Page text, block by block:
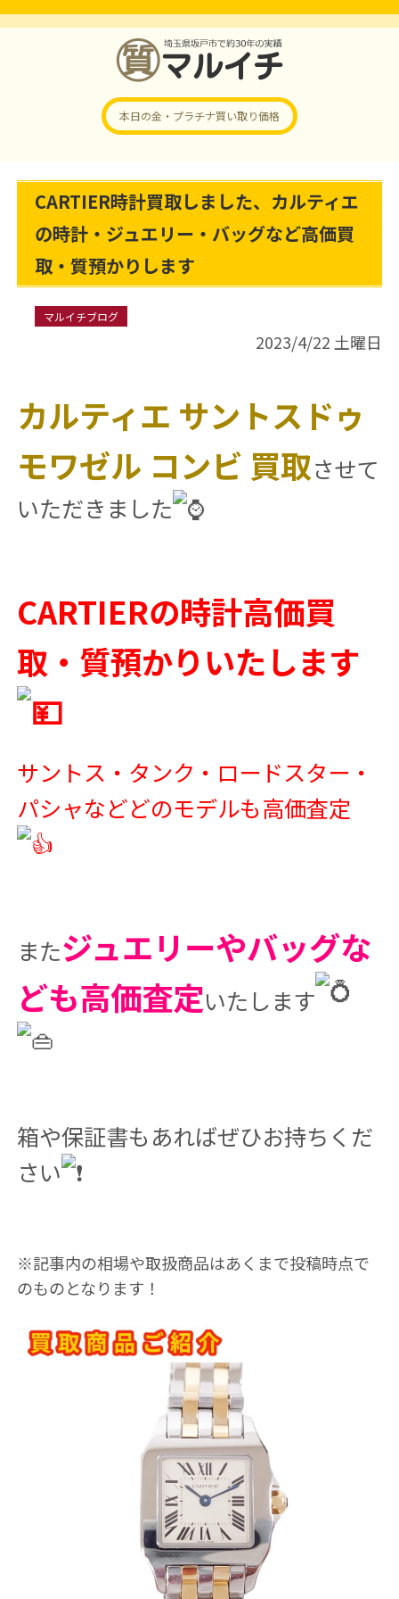
本日の金・プラチナ買い取り価格
CARTIER時計買取しました、カルティエ
の時計・ジュエリー・バッグなど高価買
取・質預かりします
マルイチブログ
2023/4/22 土曜日
カルティエ サントスドゥ
モワゼル コンビ 買取させて
いただきました
CARTIERの時計高価買
取・質預かりいたします
サントス・タンク・ロードスター・
パシャなどどのモデルも高価査定
またジュエリーやバッグな
ども高価査定いたします
箱や保証書もあればぜひお持ちくだ
さい
※記事内の相場や取扱商品はあくまで投稿時点で
のものとなります！